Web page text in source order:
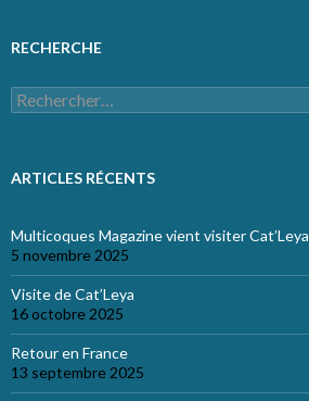
RECHERCHE
Rechercher :
ARTICLES RÉCENTS
Multicoques Magazine vient visiter Cat’Leya
5 novembre 2025
Visite de Cat’Leya
16 octobre 2025
Retour en France
13 septembre 2025